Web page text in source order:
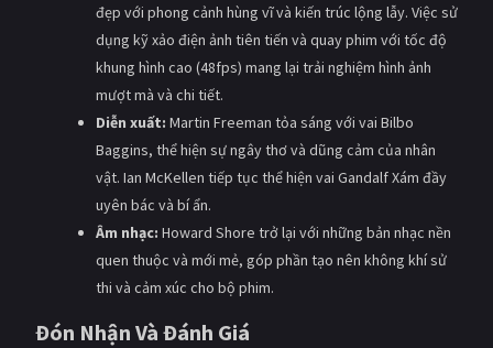
đẹp với phong cảnh hùng vĩ và kiến trúc lộng lẫy. Việc sử
dụng kỹ xảo điện ảnh tiên tiến và quay phim với tốc độ
khung hình cao (48fps) mang lại trải nghiệm hình ảnh
mượt mà và chi tiết.
Diễn xuất: Martin Freeman tỏa sáng với vai Bilbo
Baggins, thể hiện sự ngây thơ và dũng cảm của nhân
vật. Ian McKellen tiếp tục thể hiện vai Gandalf Xám đầy
uyên bác và bí ẩn.
Âm nhạc: Howard Shore trở lại với những bản nhạc nền
quen thuộc và mới mẻ, góp phần tạo nên không khí sử
thi và cảm xúc cho bộ phim.
Đón Nhận Và Đánh Giá